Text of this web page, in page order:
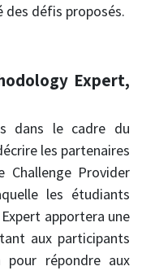
des défis proposés.
Expert,
dans le cadre du
les partenaires
Challenge Provider
les étudiants
apportera une
aux participants
répondre aux